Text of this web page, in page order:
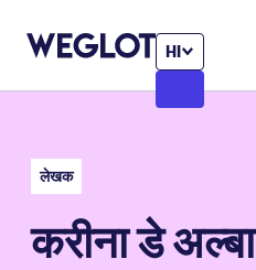
HI
लेखक
करीना डे अल्बा